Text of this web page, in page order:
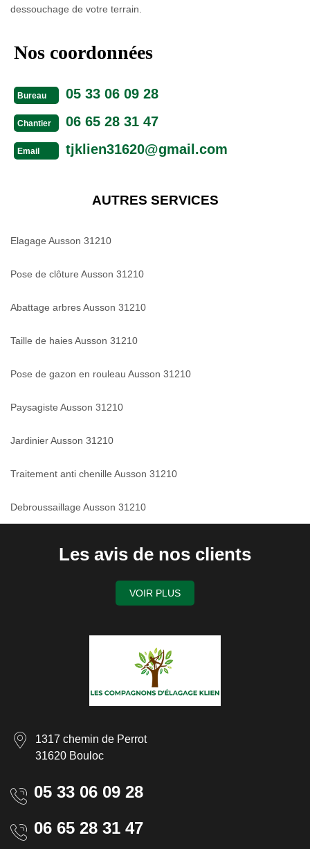
dessouchage de votre terrain.
Nos coordonnées
Bureau 05 33 06 09 28
Chantier 06 65 28 31 47
Email tjklien31620@gmail.com
AUTRES SERVICES
Elagage Ausson 31210
Pose de clôture Ausson 31210
Abattage arbres Ausson 31210
Taille de haies Ausson 31210
Pose de gazon en rouleau Ausson 31210
Paysagiste Ausson 31210
Jardinier Ausson 31210
Traitement anti chenille Ausson 31210
Debroussaillage Ausson 31210
Les avis de nos clients
VOIR PLUS
1317 chemin de Perrot
31620 Bouloc
05 33 06 09 28
06 65 28 31 47